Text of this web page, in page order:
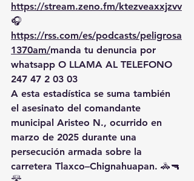
https://stream.zeno.fm/ktezveaxxjzvv
🎧
https://rss.com/es/podcasts/peligrosa
1370am/manda tu denuncia por
whatsapp O LLAMA AL TELEFONO
247 47 2 03 03
A esta estadística se suma también
el asesinato del comandante
municipal Aristeo N., ocurrido en
marzo de 2025 durante una
persecución armada sobre la
carretera Tlaxco–Chignahuapan. 🚓🔫